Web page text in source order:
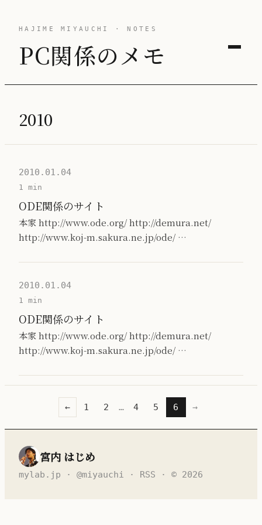
HAJIME MIYAUCHI · NOTES
PC関係のメモ
2010
2010.01.04
1 min
ODE関係のサイト
本家 http://www.ode.org/ http://demura.net/
http://www.koj-m.sakura.ne.jp/ode/ …
2010.01.04
1 min
ODE関係のサイト
本家 http://www.ode.org/ http://demura.net/
http://www.koj-m.sakura.ne.jp/ode/ …
← 1 2 … 4 5 6 →
宮内 はじめ
mylab.jp · @miyauchi · RSS · © 2026